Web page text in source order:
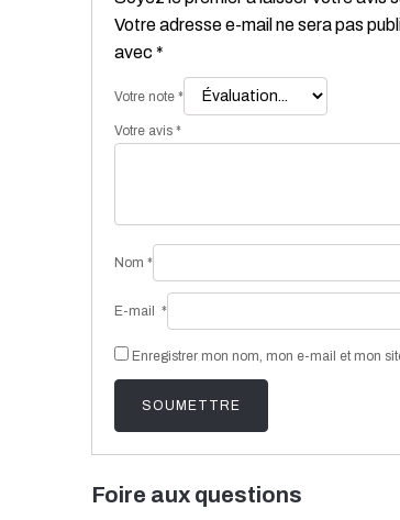
Votre adresse e-mail ne sera pas
avec *
Votre note *
Votre avis *
Nom *
E-mail *
Enregistrer mon nom, mon e-mail et mon
Foire aux questions